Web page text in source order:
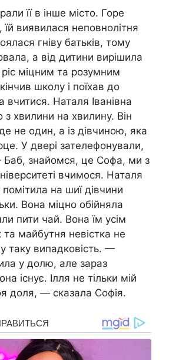
її в інше місто. Горе
їй виявилася неповнолітня
гнiвy батьків, тому
а від дитини вирішила
ріс міцним та розумним
школу і поїхав до
вчитися. Наталя Іванівна
з хвилини на хвилину. Він
не один, а із дівчиною, яка
У двері зателефонували,
Баб, знайомся, це Софа, ми з
вчимося. Наталя
помітила на шиї дівчини
Вона міцно обійняла
пити чай. Вона їм усім
та майбутня невістка не
таку випадковість. —
у долю, але зараз
існує. Ілля не тільки мій
доля, — сказала Софія.